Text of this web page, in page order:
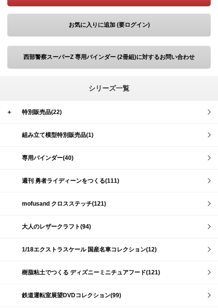
お気に入りに追加 (要ログイン)
西部警察スーパーZ 専用バインダー (2冊組)に対するお問い合わせ
シリーズ一覧
＋ 特別販売品(22)
組み立て模型特別販売品(1)
専用バインダー(40)
週刊 勇者ライディーンをつくる(111)
mofusand クロスステッチ(121)
大人のレザークラフト(94)
1/18エクストラスケール 国産名車コレクション(12)
樹脂粘土でつくる ディズニーミニチュアフード(121)
鉄道運転室展望DVDコレクション(99)